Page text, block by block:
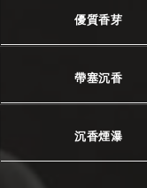
優質香芽
帶塞沉香
沉香煙瀑